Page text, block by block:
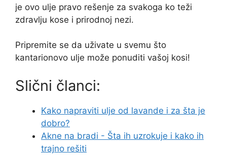
je ovo ulje pravo rešenje za svakoga ko teži
zdravlju kose i prirodnoj nezi.
Pripremite se da uživate u svemu što
kantarionovo ulje može ponuditi vašoj kosi!
Slični članci:
Kako napraviti ulje od lavande i za šta je
dobro?
Akne na bradi - Šta ih uzrokuje i kako ih
trajno rešiti